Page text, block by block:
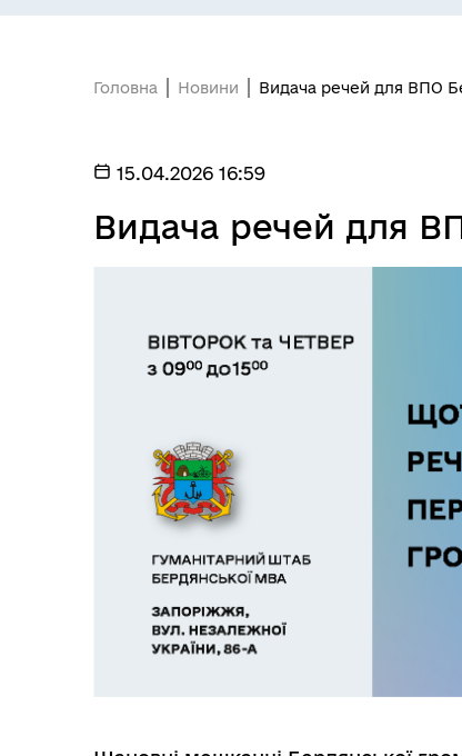
Головна Новини Видача речей для ВПО
15.04.2026 16:59
Видача речей для